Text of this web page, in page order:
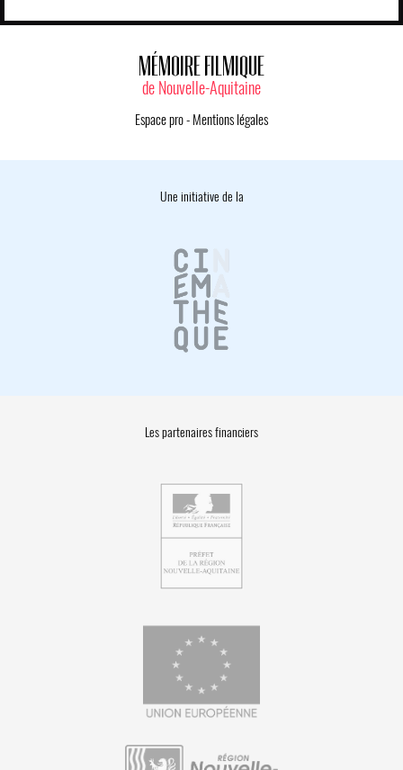
MÉMOIRE FILMIQUE
de Nouvelle-Aquitaine
Espace pro- Mentions légales
Une initiative de la
Les partenaires financiers